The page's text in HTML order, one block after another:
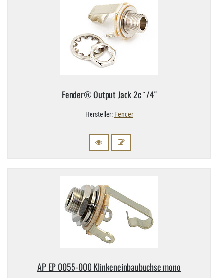
Fender® Output Jack 2c 1/​4"
Hersteller: Fender
AP EP 0055-​000 Klinkeneinbaubuchse mono